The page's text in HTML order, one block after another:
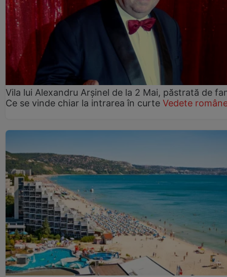
Vila lui Alexandru Arșinel de la 2 Mai, păstrată de
Ce se vinde chiar la intrarea în curte Vedete